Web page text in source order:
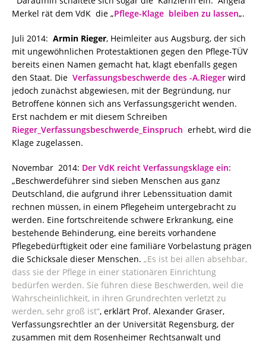
Merkel rät dem VdK die „Pflege-Klage bleiben zu lassen„.
Juli 2014: Armin Rieger, Heimleiter aus Augsburg, der sich
mit ungewöhnlichen Protestaktionen gegen den Pflege-TÜV
bereits einen Namen gemacht hat, klagt ebenfalls gegen
den Staat. Die Verfassungsbeschwerde des -A.Rieger wird
jedoch zunächst abgewiesen, mit der Begründung, nur
Betroffene können sich ans Verfassungsgericht wenden.
Erst nachdem er mit diesem Schreiben
Rieger_Verfassungsbeschwerde_Einspruch erhebt, wird die
Klage zugelassen.
Novembar 2014: Der VdK reicht Verfassungsklage ein:
„Beschwerdeführer sind sieben Menschen aus ganz
Deutschland, die aufgrund ihrer Lebenssituation damit
rechnen müssen, in einem Pflegeheim untergebracht zu
werden. Eine fortschreitende schwere Erkrankung, eine
bestehende Behinderung, eine bereits vorhandene
Pflegebedürftigkeit oder eine familiäre Vorbelastung prägen
die Schicksale dieser Menschen. „Es ist bei allen absehbar,
dass sie der Pflege in einer stationären Einrichtung
bedürfen werden. Sie führen diese Beschwerden, weil die
Wahrscheinlichkeit, in ihren Grundrechten verletzt zu
werden, sehr groß ist“, erklärt Prof. Alexander Graser,
Verfassungsrechtler an der Universität Regensburg, der
zusammen mit dem Rosenheimer Rechtsanwalt und